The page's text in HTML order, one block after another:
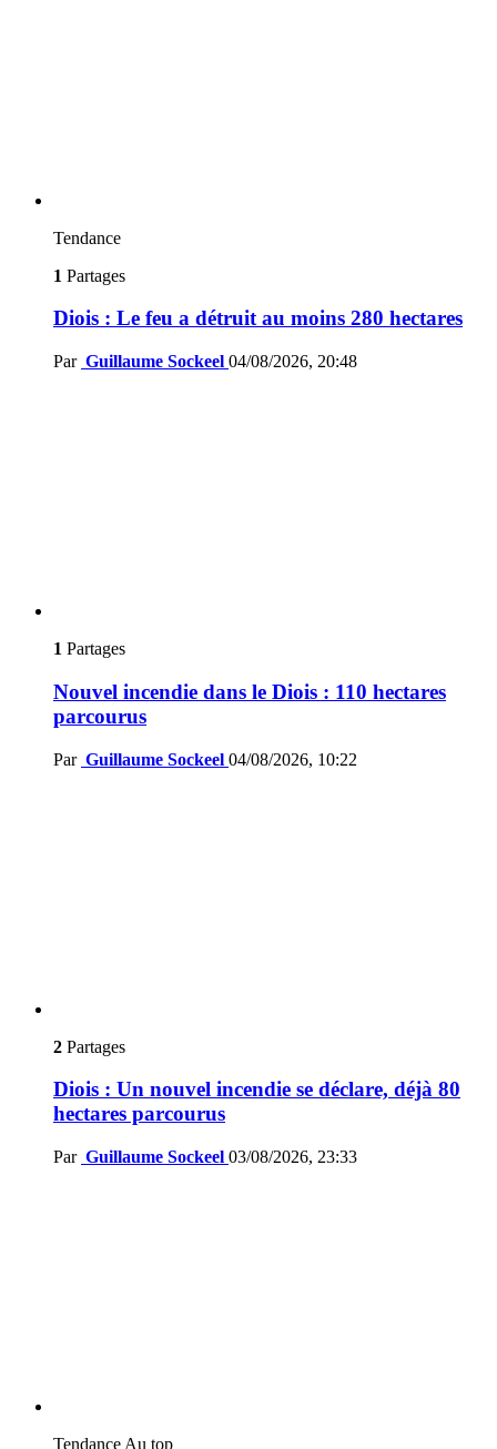
Tendance
1 Partages
Diois : Le feu a détruit au moins 280 hectares
Par Guillaume Sockeel 04/08/2026, 20:48
1 Partages
Nouvel incendie dans le Diois : 110 hectares
parcourus
Par Guillaume Sockeel 04/08/2026, 10:22
2 Partages
Diois : Un nouvel incendie se déclare, déjà 80
hectares parcourus
Par Guillaume Sockeel 03/08/2026, 23:33
Tendance Au top